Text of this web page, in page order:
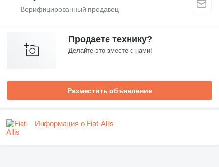
Продаете технику?
Делайте это вместе с нами!
Разместить объявление
Информация о Fiat-Allis